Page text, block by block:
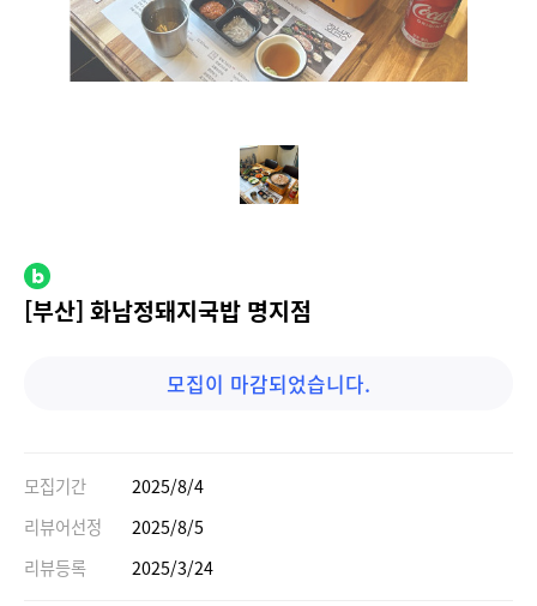
[부산] 화남정돼지국밥 명지점
모집이 마감되었습니다.
모집기간
2025/8/4
리뷰어선정
2025/8/5
리뷰등록
2025/3/24